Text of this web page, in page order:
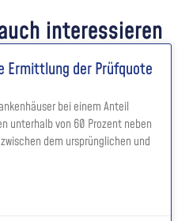
interessieren
Ermittlung der Prüfquote
bei einem Anteil
unterhalb von 60 Prozent neben
dem ursprünglichen und